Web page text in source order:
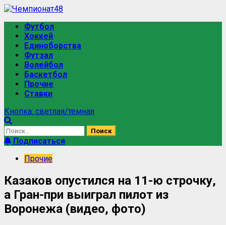
Перейти
содержимому
Основное
меню
Футбол
Хоккей
Единоборства
Футзал
Волейбол
Баскетбол
Прочие
Ставки
Кнопка: светлая/темная
Найти:
Подписаться
Прочие
Казаков опустился на 11-ю строчку,
а Гран-при выиграл пилот из
Воронежа (видео, фото)